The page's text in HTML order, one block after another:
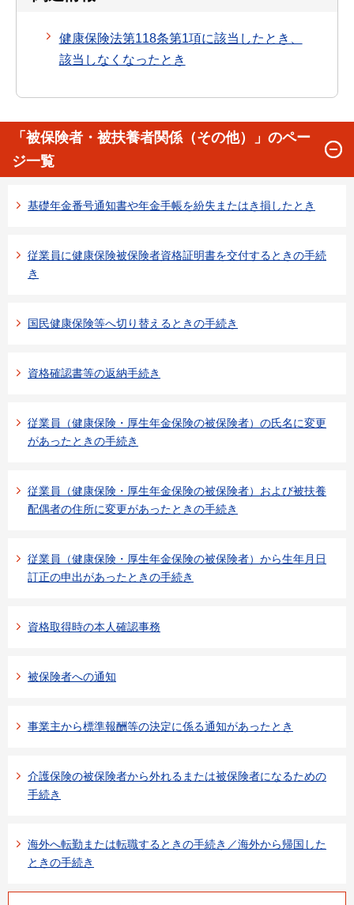
健康保険法第118条第1項に該当したとき、
該当しなくなったとき
「被保険者・被扶養者関係（その他）」のペー
ジ一覧
基礎年金番号通知書や年金手帳を紛失またはき損したとき
従業員に健康保険被保険者資格証明書を交付するときの手続
き
国民健康保険等へ切り替えるときの手続き
資格確認書等の返納手続き
従業員（健康保険・厚生年金保険の被保険者）の氏名に変更
があったときの手続き
従業員（健康保険・厚生年金保険の被保険者）および被扶養
配偶者の住所に変更があったときの手続き
従業員（健康保険・厚生年金保険の被保険者）から生年月日
訂正の申出があったときの手続き
資格取得時の本人確認事務
被保険者への通知
事業主から標準報酬等の決定に係る通知があったとき
介護保険の被保険者から外れるまたは被保険者になるための
手続き
海外へ転勤または転職するときの手続き／海外から帰国した
ときの手続き